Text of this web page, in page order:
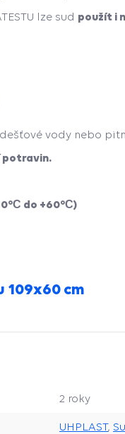
lze sud použít i
vody nebo
potravin.
do +60°С)
109x60 cm
2 roky
UHPLAST,